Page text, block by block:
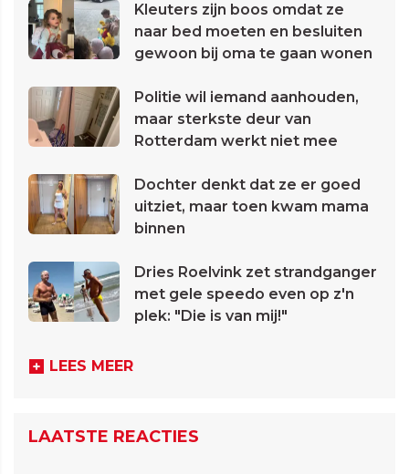
Kleuters zijn boos omdat ze
naar bed moeten en besluiten
gewoon bij oma te gaan wonen
Politie wil iemand aanhouden,
maar sterkste deur van
Rotterdam werkt niet mee
Dochter denkt dat ze er goed
uitziet, maar toen kwam mama
binnen
Dries Roelvink zet strandganger
met gele speedo even op z'n
plek: "Die is van mij!"
LEES MEER
LAATSTE REACTIES